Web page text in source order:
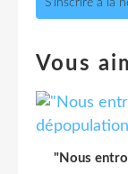
Vous
"Nous